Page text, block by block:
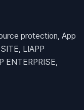
protection, App
LIAPP
ENTERPRISE,